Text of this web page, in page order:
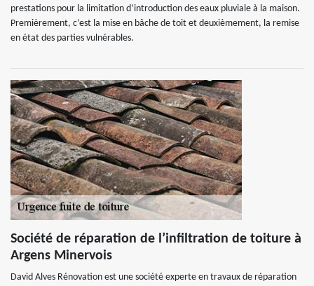
prestations pour la limitation d’introduction des eaux pluviale à la maison.
Premièrement, c’est la mise en bâche de toit et deuxièmement, la remise
en état des parties vulnérables.
Société de réparation de l’infiltration de toiture à
Argens Minervois
David Alves Rénovation est une société experte en travaux de réparation